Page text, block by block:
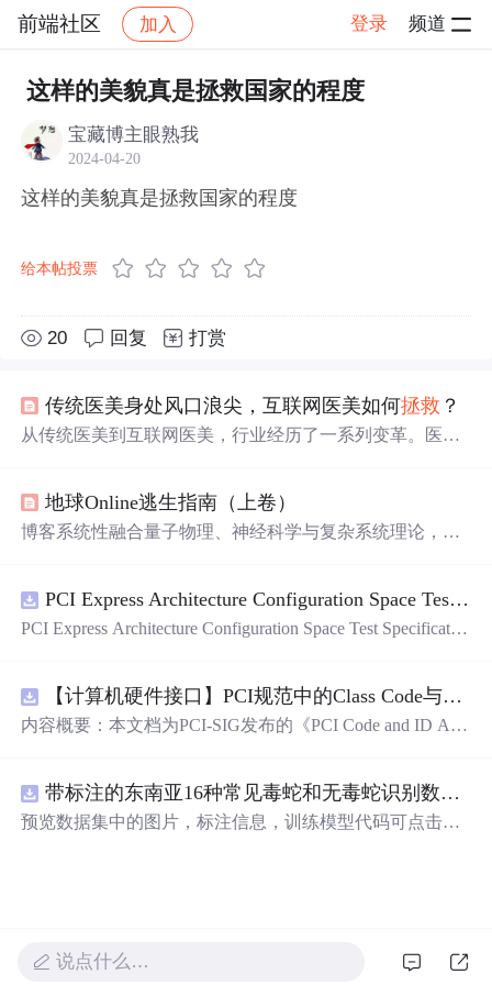
前端社区 加入 登录 频道
社区 前端社区 感慨 帖子详情
这样的美貌真是拯救国家的程度
宝藏博主眼熟我
2024-04-20
这样的美貌真是拯救国家的程度
给本帖投票
20 回复 打赏
传统医美身处风口浪尖，互联网医美如何拯救 ？
从传统医美到互联网医美，行业经历了一系列变革。医美
现，推动了行业的进步。
地球Online逃生指南（上卷）
博客系统性融合量子物理、神经科学与复杂系统理论，构
质；提出‘无我布施’作为分布式网络的非对称负熵干预，
建立基于觉知训练的流动生存范式，并用数学模型（如痛
PCI Express Architecture Configuration Space Test Specification Revision 5.0, Version 1.0 (CB).pdf
PCI Express Architecture Configuration Space Test Specificatio
【计算机硬件接口】PCI规范中的Class Code与Capability ID分配：设备功能分类及扩展能力标识系统设计
内容概要：本文档为PCI-SIG发布的《PCI Code and ID Assi
ity IDs）以
带标注的东南亚16种常见毒蛇和无毒蛇识别数据集， 识别率73.4%，7593张图，支持yolo
预览数据集中的图片，标注信息，训练模型代码可点击查
说点什么…